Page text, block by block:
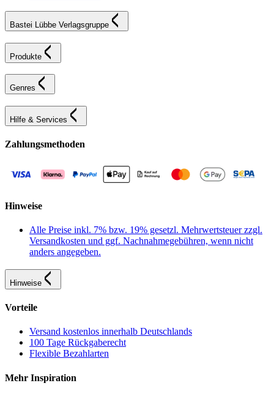
Bastei Lübbe Verlagsgruppe
Produkte
Genres
Hilfe & Services
Zahlungsmethoden
Hinweise
Alle Preise inkl. 7% bzw. 19% gesetzl. Mehrwertsteuer zzgl.
Versandkosten und ggf. Nachnahmegebühren, wenn nicht
anders angegeben.
Hinweise
Vorteile
Versand kostenlos innerhalb Deutschlands
100 Tage Rückgaberecht
Flexible Bezahlarten
Mehr Inspiration